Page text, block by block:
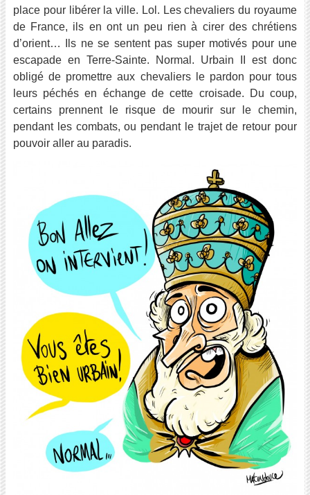
place pour libérer la ville. Lol. Les chevaliers du royaume
de France, ils en ont un peu rien à cirer des chrétiens
d’orient… Ils ne se sentent pas super motivés pour une
escapade en Terre-Sainte. Normal. Urbain II est donc
obligé de promettre aux chevaliers le pardon pour tous
leurs péchés en échange de cette croisade. Du coup,
certains prennent le risque de mourir sur le chemin,
pendant les combats, ou pendant le trajet de retour pour
pouvoir aller au paradis.